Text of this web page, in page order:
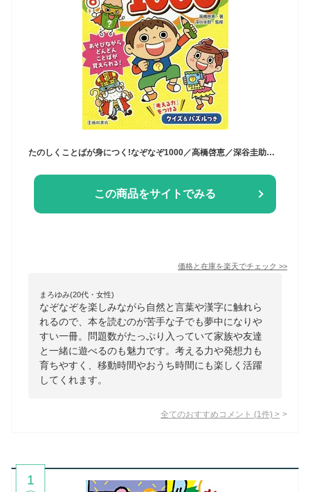
たのしくことばが身につく!なぞなぞ1000／高橋啓恵／深谷圭助【3000円以上送料無料】
この商品をサイトでみる
価格と在庫を楽天でチェック >>
まろゆみ(20代・女性)
なぞなぞを楽しみながら自然と言葉や漢字に触れら
れるので、本を読むのが苦手な子でも夢中になりや
すい一冊。問題数がたっぷり入っていて家族や友達
と一緒に遊べるのも魅力です。考える力や発想力も
育ちやすく、移動時間やおうち時間にも楽しく活躍
してくれます。
全てのおすすめコメント (1 件) >
1